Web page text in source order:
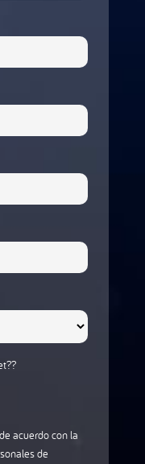
acuerdo con la
de